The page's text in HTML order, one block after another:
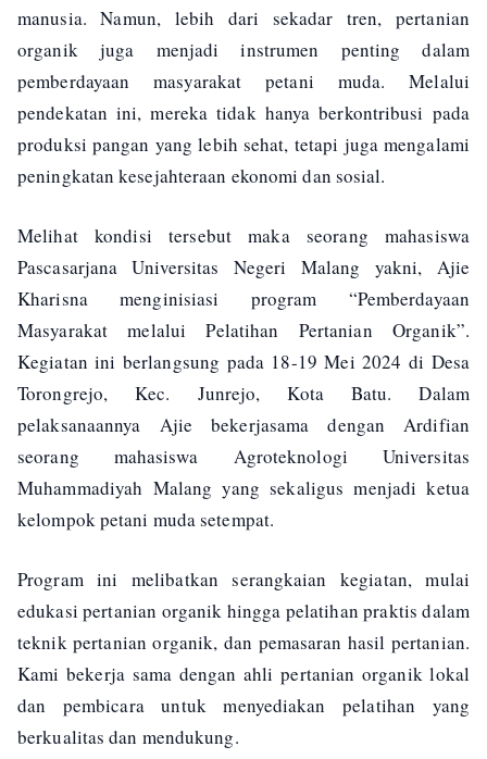
manusia. Namun, lebih dari sekadar tren, pertanian
organik juga menjadi instrumen penting dalam
pemberdayaan masyarakat petani muda. Melalui
pendekatan ini, mereka tidak hanya berkontribusi pada
produksi pangan yang lebih sehat, tetapi juga mengalami
peningkatan kesejahteraan ekonomi dan sosial.
Melihat kondisi tersebut maka seorang mahasiswa
Pascasarjana Universitas Negeri Malang yakni, Ajie
Kharisna menginisiasi program “Pemberdayaan
Masyarakat melalui Pelatihan Pertanian Organik”.
Kegiatan ini berlangsung pada 18-19 Mei 2024 di Desa
Torongrejo, Kec. Junrejo, Kota Batu. Dalam
pelaksanaannya Ajie bekerjasama dengan Ardifian
seorang mahasiswa Agroteknologi Universitas
Muhammadiyah Malang yang sekaligus menjadi ketua
kelompok petani muda setempat.
Program ini melibatkan serangkaian kegiatan, mulai
edukasi pertanian organik hingga pelatihan praktis dalam
teknik pertanian organik, dan pemasaran hasil pertanian.
Kami bekerja sama dengan ahli pertanian organik lokal
dan pembicara untuk menyediakan pelatihan yang
berkualitas dan mendukung.